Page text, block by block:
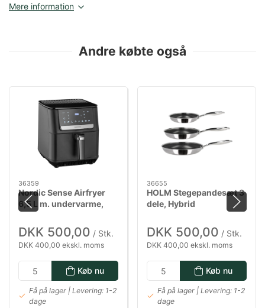
Mere information
Andre købte også
36359
Nordic Sense Airfryer
6,5 L m. undervarme,
1800 watt i sort
DKK 500,00 / Stk.
DKK 400,00 ekskl. moms
Køb nu
Få på lager | Levering: 1-2
dage
36655
HOLM Stegepandesæt 3
dele, Hybrid
DKK 500,00 / Stk.
DKK 400,00 ekskl. moms
Køb nu
Få på lager | Levering: 1-2
dage